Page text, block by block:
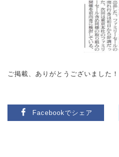
ご掲載、ありがとうございました！
Facebookでシェア